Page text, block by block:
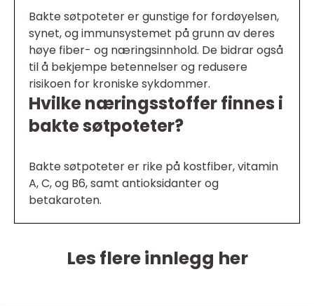
Bakte søtpoteter er gunstige for fordøyelsen,
synet, og immunsystemet på grunn av deres
høye fiber- og næringsinnhold. De bidrar også
til å bekjempe betennelser og redusere
risikoen for kroniske sykdommer.
Hvilke næringsstoffer finnes i
bakte søtpoteter?
Bakte søtpoteter er rike på kostfiber, vitamin
A, C, og B6, samt antioksidanter og
betakaroten.
Les flere innlegg her